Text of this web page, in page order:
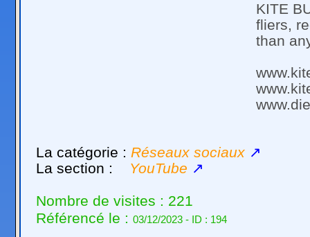
KITE
fliers,
than
La catégorie : Réseaux sociaux ↗
La section : YouTube ↗
Nombre de visites : 221
Référencé le : 03/12/2023 - ID : 194